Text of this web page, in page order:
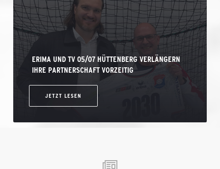
ERIMA UND TV 05/07 HÜTTENBERG VERLÄNGERN
IHRE PARTNERSCHAFT VORZEITIG
JETZT LESEN